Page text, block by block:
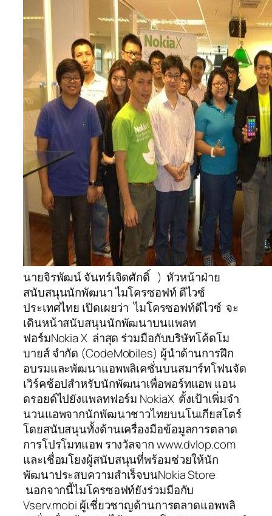
นายจิรพัฒน์ จันทร์เจิดศักดิ์ ) หัวหน้าฝ่าย
สนับสนุนนักพัฒนา ไมโครซอฟท์ ดีไวซ์
ประเทศไทย เปิดเผยว่า ไมโครซอฟท์ดีไวซ์ จะ
เดินหน้าสนับสนุนนักพัฒนาบนแพลท
ฟอร์มNokia X ล่าสุด ร่วมมือกับบริษัทโค้ดโม
บายส์ จำกัด (CodeMobiles) ผู้นำด้านการฝึก
อบรมและพัฒนาแอพพลิเคชั่นบนสมาร์ทโฟนจัด
เวิร์คช้อปสำหรับนักพัฒนาเพื่อพอร์ทแอพ แอน
ดรอยด์ไปยังแพลทฟอร์ม NokiaX ตั้งเป้าเพิ่มจำ
นวนแอพจากนักพัฒนาชาวไทยบนโนเกียสโตร์
โดยสนับสนุนทั้งด้านเครื่องมือข้อมูลการตลาด
การโปรโมทแอพ รางวัลจาก www.dvlop.com
และเชื่อมโยงผู้สนับสนุนที่พร้อมช่วยให้นัก
พัฒนาประสบความสำเร็จบนNokia Store
นอกจากนี้ไมโครซอฟท์ยังร่วมมือกับ
Vserv.mobi ผู้เชี่ยวชาญด้านการตลาดแอพพลิ